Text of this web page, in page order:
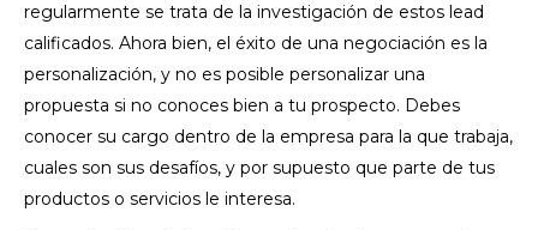
regularmente se trata de la investigación de estos lead
calificados. Ahora bien, el éxito de una negociación es la
personalización, y no es posible personalizar una
propuesta si no conoces bien a tu prospecto. Debes
conocer su cargo dentro de la empresa para la que trabaja,
cuales son sus desafíos, y por supuesto que parte de tus
productos o servicios le interesa.